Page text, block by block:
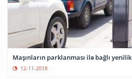
Maşınların parklanması ilə bağlı yenilik
12-11-2018